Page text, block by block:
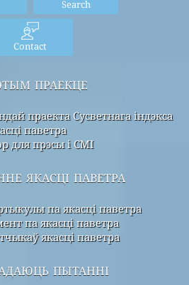
Search
Contact
праекце
праекта Сусветнага індэкса
паветра
для прэсы і СМІ
якасці паветра
па якасці паветра
па якасці паветра
якасці паветра
пытанні